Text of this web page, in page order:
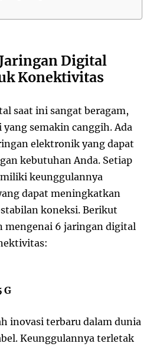
Digital
Konektivitas
saat ini sangat beragam,
semakin canggih. Ada
elektronik yang dapat
kebutuhan Anda. Setiap
keunggulannya
dapat meningkatkan
koneksi. Berikut
mengenai 6 jaringan digital
inovasi terbaru dalam dunia
Keunggulannya terletak